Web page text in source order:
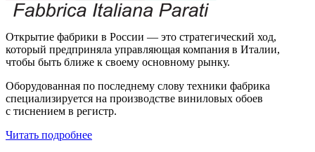
Открытие фабрики в России — это стратегический ход,
который предприняла управляющая компания в Италии,
чтобы быть ближе к своему основному рынку.
Оборудованная по последнему слову техники фабрика
специализируется на производстве виниловых обоев
с тиснением в регистр.
Читать подробнее